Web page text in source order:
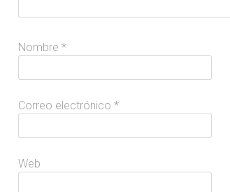
Nombre *
Correo electrónico *
Web